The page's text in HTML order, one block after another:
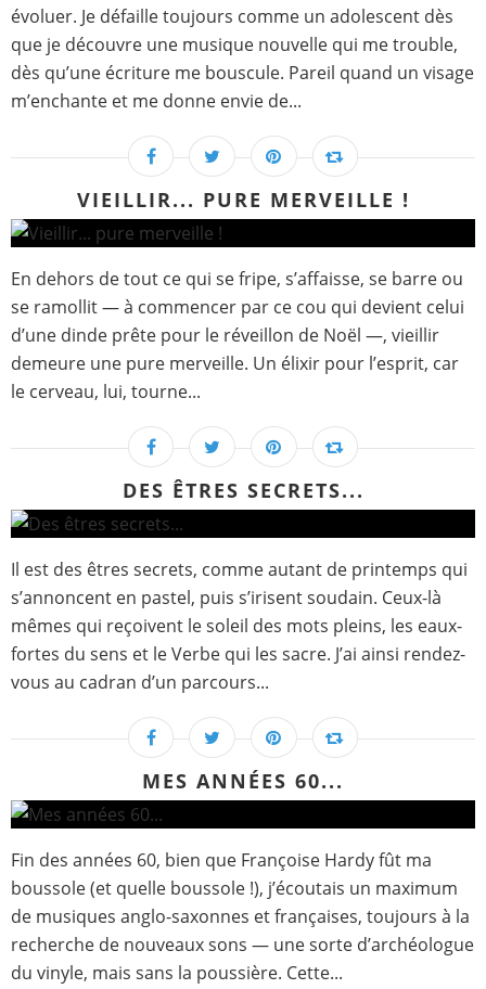
évoluer. Je défaille toujours comme un adolescent dès
que je découvre une musique nouvelle qui me trouble,
dès qu’une écriture me bouscule. Pareil quand un visage
m’enchante et me donne envie de...
VIEILLIR... PURE MERVEILLE !
En dehors de tout ce qui se fripe, s’affaisse, se barre ou
se ramollit — à commencer par ce cou qui devient celui
d’une dinde prête pour le réveillon de Noël —, vieillir
demeure une pure merveille. Un élixir pour l’esprit, car
le cerveau, lui, tourne...
DES ÊTRES SECRETS...
Il est des êtres secrets, comme autant de printemps qui
s’annoncent en pastel, puis s’irisent soudain. Ceux-là
mêmes qui reçoivent le soleil des mots pleins, les eaux-
fortes du sens et le Verbe qui les sacre. J’ai ainsi rendez-
vous au cadran d’un parcours...
MES ANNÉES 60...
Fin des années 60, bien que Françoise Hardy fût ma
boussole (et quelle boussole !), j’écoutais un maximum
de musiques anglo-saxonnes et françaises, toujours à la
recherche de nouveaux sons — une sorte d’archéologue
du vinyle, mais sans la poussière. Cette...